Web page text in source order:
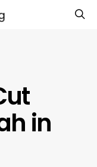
in